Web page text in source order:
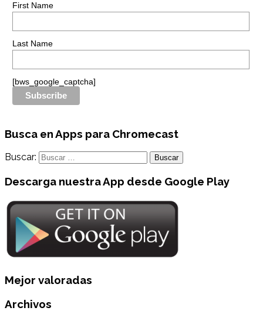
First Name
Last Name
[bws_google_captcha]
Busca en Apps para Chromecast
Buscar:
Descarga nuestra App desde Google Play
Mejor valoradas
Archivos